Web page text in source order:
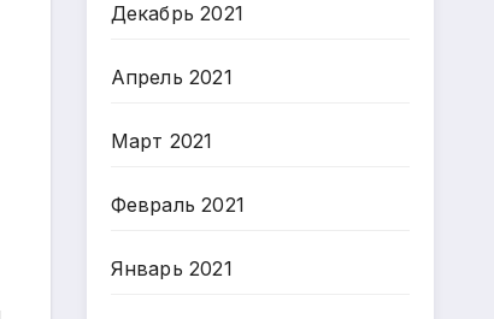
Декабрь 2021
Апрель 2021
Март 2021
Февраль 2021
Январь 2021